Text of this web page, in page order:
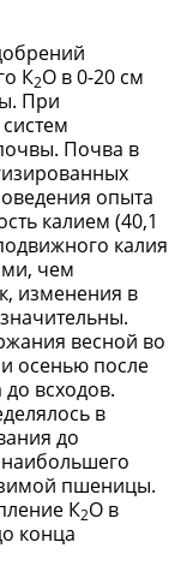
К2О в 0-20 см
При
Почва в
опыта
калием (40,1
калия
чем
изменения в
весной во
осенью после
всходов.
в
до
пшеницы.
К2О в
конца